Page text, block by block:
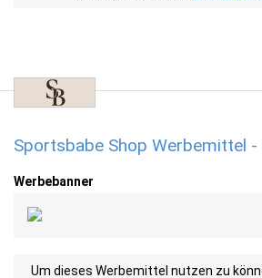
Sportsbabe Shop Werbemittel
Werbebanner
Um dieses Werbemittel nutzen zu